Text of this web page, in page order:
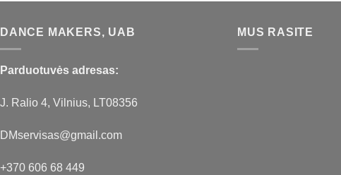
DANCE MAKERS, UAB
Parduotuvės adresas:
J. Ralio 4, Vilnius, LT08356
DMservisas@gmail.com
+370 606 68 449
MUS RASITE